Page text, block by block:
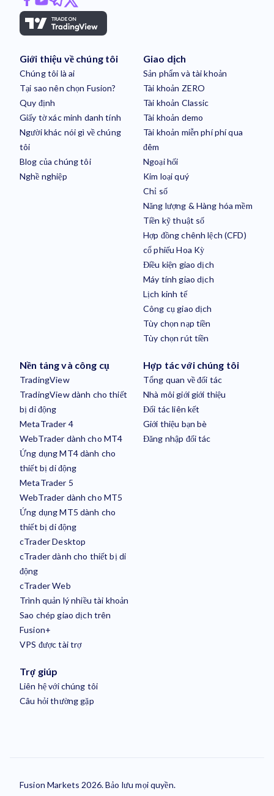
Giới thiệu về chúng tôi
Chúng tôi là ai
Tại sao nên chọn Fusion?
Quy định
Giấy tờ xác minh danh tính
Người khác nói gì về chúng
tôi
Blog của chúng tôi
Nghề nghiệp
Giao dịch
Sản phẩm và tài khoản
Tài khoản ZERO
Tài khoản Classic
Tài khoản demo
Tài khoản miễn phí phí qua
đêm
Ngoại hối
Kim loại quý
Chỉ số
Năng lượng & Hàng hóa mềm
Tiền kỹ thuật số
Hợp đồng chênh lệch (CFD)
cổ phiếu Hoa Kỳ
Điều kiện giao dịch
Máy tính giao dịch
Lịch kinh tế
Công cụ giao dịch
Tùy chọn nạp tiền
Tùy chọn rút tiền
Nền tảng và công cụ
TradingView
TradingView dành cho thiết
bị di động
MetaTrader 4
WebTrader dành cho MT4
Ứng dụng MT4 dành cho
thiết bị di động
MetaTrader 5
WebTrader dành cho MT5
Ứng dụng MT5 dành cho
thiết bị di động
cTrader Desktop
cTrader dành cho thiết bị di
động
cTrader Web
Trình quản lý nhiều tài khoản
Sao chép giao dịch trên
Fusion+
VPS được tài trợ
Hợp tác với chúng tôi
Tổng quan về đối tác
Nhà môi giới giới thiệu
Đối tác liên kết
Giới thiệu bạn bè
Đăng nhập đối tác
Trợ giúp
Liên hệ với chúng tôi
Câu hỏi thường gặp
Fusion Markets 2026. Bảo lưu mọi quyền.